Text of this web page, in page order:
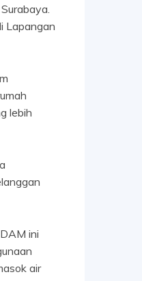
Lapangan
lebih
ini
air